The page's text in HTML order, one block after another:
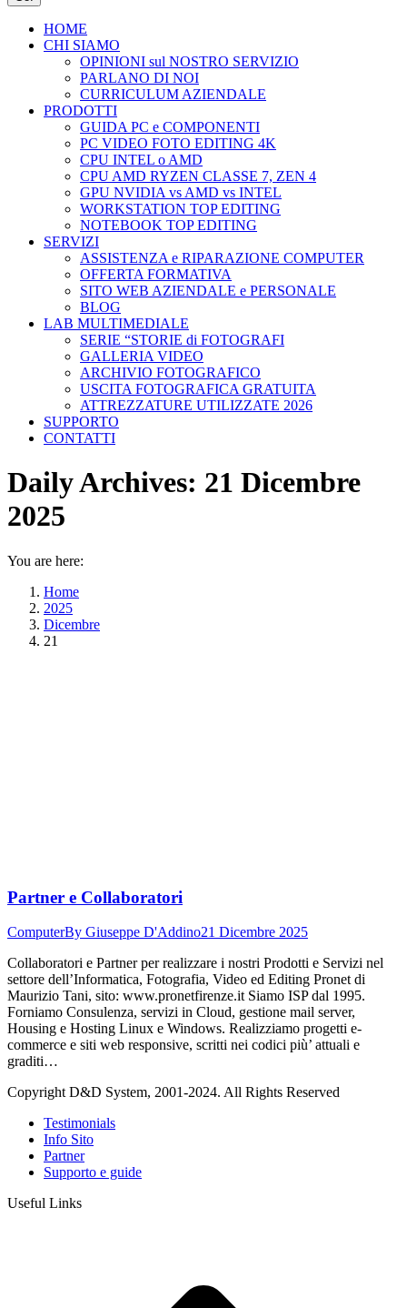
HOME
CHI SIAMO
OPINIONI sul NOSTRO SERVIZIO
PARLANO DI NOI
CURRICULUM AZIENDALE
PRODOTTI
GUIDA PC e COMPONENTI
PC VIDEO FOTO EDITING 4K
CPU INTEL o AMD
CPU AMD RYZEN CLASSE 7, ZEN 4
GPU NVIDIA vs AMD vs INTEL
WORKSTATION TOP EDITING
NOTEBOOK TOP EDITING
SERVIZI
ASSISTENZA e RIPARAZIONE COMPUTER
OFFERTA FORMATIVA
SITO WEB AZIENDALE e PERSONALE
BLOG
LAB MULTIMEDIALE
SERIE “STORIE di FOTOGRAFI
GALLERIA VIDEO
ARCHIVIO FOTOGRAFICO
USCITA FOTOGRAFICA GRATUITA
ATTREZZATURE UTILIZZATE 2026
SUPPORTO
CONTATTI
Daily Archives: 21 Dicembre
2025
You are here:
Home
2025
Dicembre
21
Partner e Collaboratori
ComputerBy Giuseppe D'Addino21 Dicembre 2025
Collaboratori e Partner per realizzare i nostri Prodotti e Servizi nel
settore dell’Informatica, Fotografia, Video ed Editing Pronet di
Maurizio Tani, sito: www.pronetfirenze.it Siamo ISP dal 1995.
Forniamo Consulenza, servizi in Cloud, gestione mail server,
Housing e Hosting Linux e Windows. Realizziamo progetti e-
commerce e siti web responsive, scritti nei codici più’ attuali e
graditi…
Copyright D&D System, 2001-2024. All Rights Reserved
Testimonials
Info Sito
Partner
Supporto e guide
Useful Links